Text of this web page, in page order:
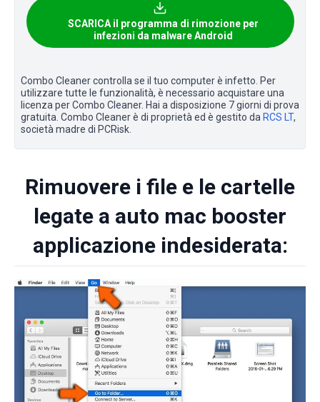
SCARICA il programma di rimozione per
infezioni da malware Android
Combo Cleaner controlla se il tuo computer è infetto. Per
utilizzare tutte le funzionalità, è necessario acquistare una
licenza per Combo Cleaner. Hai a disposizione 7 giorni di prova
gratuita. Combo Cleaner è di proprietà ed è gestito da RCS LT,
società madre di PCRisk.
Rimuovere i file e le cartelle
legate a auto mac booster
applicazione indesiderata: